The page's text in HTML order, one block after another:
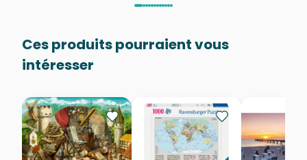
Ces produits pourraient vous
intéresser